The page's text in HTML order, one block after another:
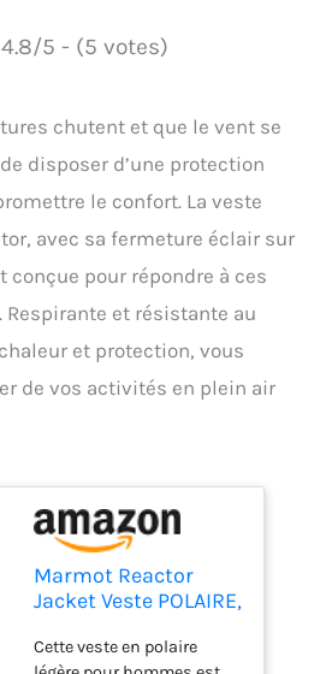
4.8/5 - (5 votes)
chutent et que le vent se
disposer d’une protection
le confort. La veste
avec sa fermeture éclair sur
conçue pour répondre à ces
et résistante au
et protection, vous
de vos activités en plein air
Marmot Reactor
Jacket Veste POLAIRE,
fermeture éclair Sur
Cette veste en polaire